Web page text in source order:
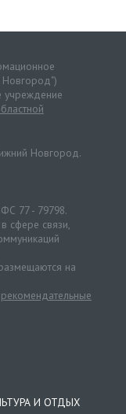
Новгород")
учреждение
Новгород.
77 - 79798.
сфере связи,
на
рекомендательные
И ОТДЫХ